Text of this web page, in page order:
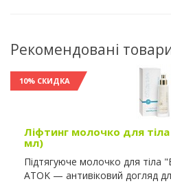
Рекомендовані
10% СКИДКА
Ліфтинг молочко для
мл)
Підтягуюче молочко для тіла
ATOK — антивіковий догляд